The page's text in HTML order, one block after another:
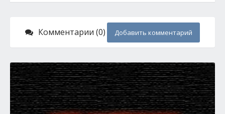
Комментарии (0) Добавить комментарий